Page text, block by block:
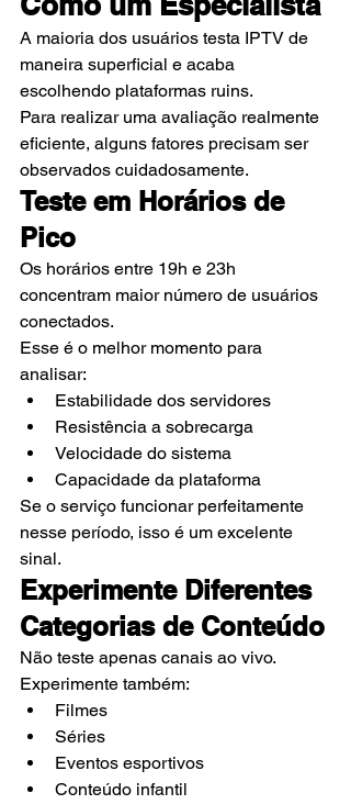
A maioria dos usuários testa IPTV de
maneira superficial e acaba
escolhendo plataformas ruins.
Para realizar uma avaliação realmente
eficiente, alguns fatores precisam ser
observados cuidadosamente.
Teste em Horários de
Pico
Os horários entre 19h e 23h
concentram maior número de usuários
conectados.
Esse é o melhor momento para
analisar:
Estabilidade dos servidores
Resistência a sobrecarga
Velocidade do sistema
Capacidade da plataforma
Se o serviço funcionar perfeitamente
nesse período, isso é um excelente
sinal.
Experimente Diferentes
Categorias de Conteúdo
Não teste apenas canais ao vivo.
Experimente também:
Filmes
Séries
Eventos esportivos
Conteúdo infantil